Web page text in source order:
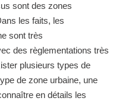
sont des zones
les faits, les
sont très
des règlementations très
plusieurs types de
de zone urbaine, une
en détails les